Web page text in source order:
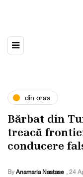
din oras
Bărbat din
treacă
conducere
By Anamaria Nastase , 24